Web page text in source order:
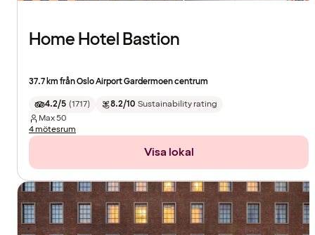
Home Hotel Bastion
37.7 km från Oslo Airport Gardermoen centrum
4.2/5 (1717) 8.2/10 Sustainability rating
Max50
4 mötesrum
Visa lokal